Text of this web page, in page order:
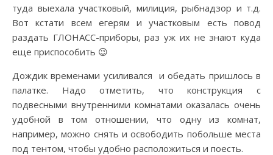
туда выехала участковый, милиция, рыбнадзор и т.д.
Вот кстати всем егерям и участковым есть повод
раздать ГЛОНАСС-приборы, раз уж их не знают куда
еще приспособить 😉
Дождик временами усиливался и обедать пришлось в
палатке. Надо отметить, что конструкция с
подвесными внутренними комнатами оказалась очень
удобной в том отношении, что одну из комнат,
например, можно снять и освободить побольше места
под тентом, чтобы удобно расположиться и поесть.